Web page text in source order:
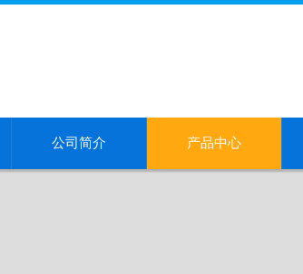
公司简介 产品中心